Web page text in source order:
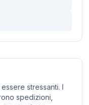
stressanti. I
spedizioni,